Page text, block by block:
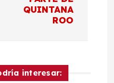
QUINTANA
ROO
interesar: